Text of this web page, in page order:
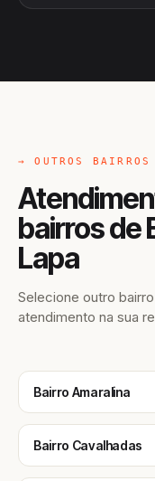
→ OUTROS BAIRROS
bairros de
Lapa
Selecione outro
atendimento na sua
Bairro Amaralina
Bairro Cavalhadas